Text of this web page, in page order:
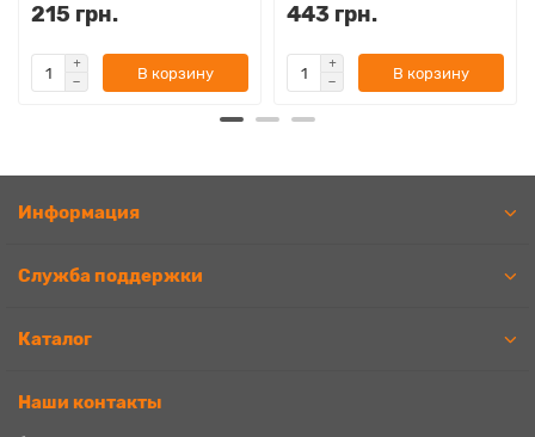
215 грн.
В корзину
443 грн.
В корзину
Информация
Служба поддержки
Каталог
Наши контакты